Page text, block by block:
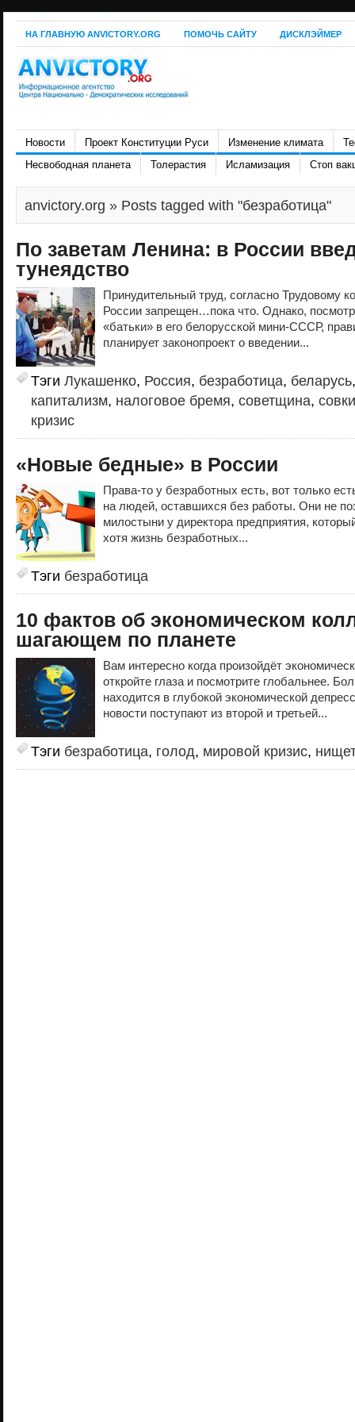
НА ГЛАВНУЮ ANVICTORY.ORG ПОМОЧЬ САЙТУ ДИСКЛЭЙМЕР
Новости Проект Конституции Руси Изменение климата
Несвободная планета
Толерастия Исламизация Стоп
anvictory.org » Posts tagged with "безработица"
По заветам Ленина: в России
тунеядство
Принудительный труд, согласно Трудовому
России запрещен…пока что. Однако,
«батьки» в его белорусской мини-СССР,
планирует законопроект о введении...
Тэги Лукашенко, Россия, безработица, беларусь
капитализм, налоговое бремя, советщина, совки
кризис
«Новые бедные» в России
Права-то у безработных есть, вот только
на людей, оставшихся без работы. Они не
милостыни у директора предприятия,
хотя жизнь безработных...
Тэги безработица
10 фактов об экономическом
шагающем по планете
Вам интересно когда произойдёт
откройте глаза и посмотрите глобальнее.
находится в глубокой экономической
новости поступают из второй и третьей...
Тэги безработица, голод, мировой кризис,